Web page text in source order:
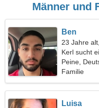
Männer und
Ben
23 Jahre
Kerl sucht
Peine,
Familie
Luisa